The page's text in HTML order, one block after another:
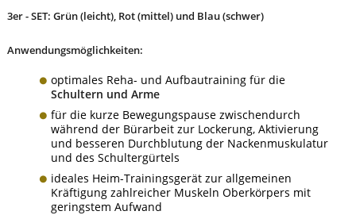
3er - SET: Grün (leicht), Rot (mittel) und Blau (schwer)
Anwendungsmöglichkeiten:
optimales Reha- und Aufbautraining für die
Schultern und Arme
für die kurze Bewegungspause zwischendurch
während der Bürarbeit zur Lockerung, Aktivierung
und besseren Durchblutung der Nackenmuskulatur
und des Schultergürtels
ideales Heim-Trainingsgerät zur allgemeinen
Kräftigung zahlreicher Muskeln Oberkörpers mit
geringstem Aufwand